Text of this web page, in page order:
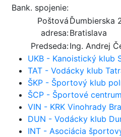
Bank. spojenie:
Poštová
adresa:
Ďumbierska
Bratislava
Predseda:Ing. Andrej
UKB - Kanoistický klub
TAT - Vodácky klub
ŠKP - Športový klub
ŠCP - Športové
VIN - KRK Vinohrady
DUN - Vodácky klub
INT - Asociácia